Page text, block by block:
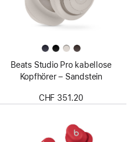
Beats Studio Pro kabellose
Kopfhörer – Sandstein
CHF 351.20